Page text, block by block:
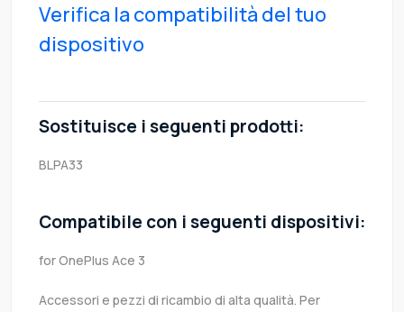
Verifica la compatibilità del tuo
dispositivo
Sostituisce i seguenti prodotti:
BLPA33
Compatibile con i seguenti dispositivi:
for OnePlus Ace 3
Accessori e pezzi di ricambio di alta qualità. Per